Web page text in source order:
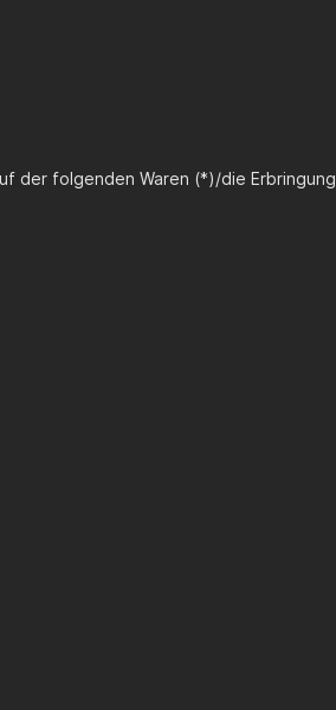
der folgenden Waren (*)/die